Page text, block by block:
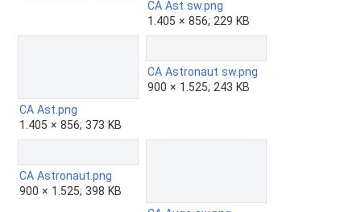
CA Ast sw.png
1.405 × 856; 229 KB
CA Ast.png
1.405 × 856; 373 KB
CA Astronaut sw.png
900 × 1.525; 243 KB
CA Astronaut.png
900 × 1.525; 398 KB